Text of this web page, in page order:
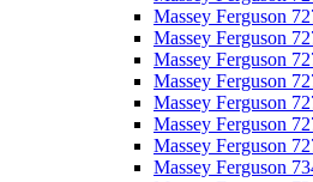
Massey Ferguson
Massey Ferguson
Massey Ferguson
Massey Ferguson
Massey Ferguson
Massey Ferguson
Massey Ferguson
Massey Ferguson